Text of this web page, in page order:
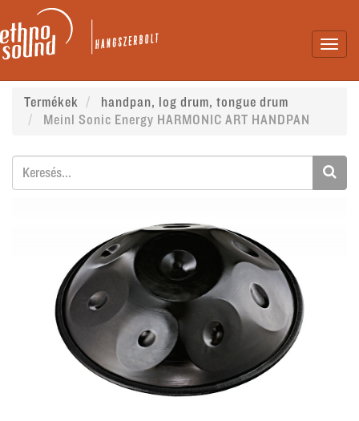
Termékek
handpan, log drum, tongue drum
Meinl Sonic Energy HARMONIC ART HANDPAN